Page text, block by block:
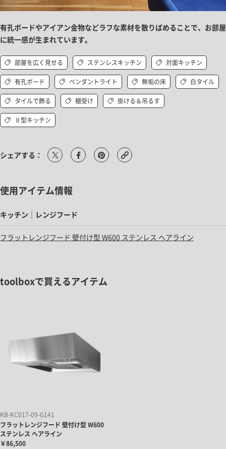
有孔ボードやアイアン金物などラフな素材を散りばめることで、お部屋
に統一感が生まれています。
部屋を広く見せる ステンレスキッチン 対面キッチン
有孔ボード ペンダントライト 無垢の床 白タイル
タイルで飾る 棚受け 掛ける＆吊るす
Ⅱ型キッチン
シェアする：
使用アイテム情報
キッチン｜レンジフード
フラットレンジフード 壁付け型 W600 ステンレス ヘアライン
toolboxで買えるアイテム
KB-KC017-09-G141
フラットレンジフード 壁付け型 W600
ステンレス ヘアライン
￥86,500